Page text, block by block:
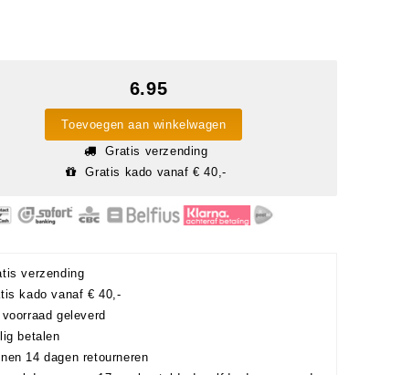
6.95
Toevoegen aan winkelwagen
Gratis verzending
Gratis kado vanaf € 40,-
verzending
kado vanaf € 40,-
geleverd
betalen
14 dagen retourneren